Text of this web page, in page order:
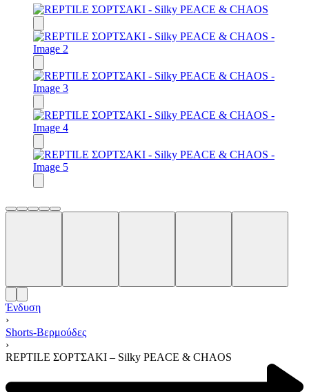
Ένδυση
›
Shorts-Βερμούδες
›
REPTILE ΣΟΡΤΣΑΚΙ – Silky PEACE & CHAOS
navigation